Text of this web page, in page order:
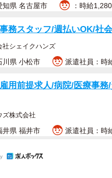
」
ツーリング先で段ボール箱
@azuki0425nyanko）が
ざいます」「涙が出てしま
知県 名古屋市 ：時給
務スタッフ/週払いOK/社
社シェイクハンズ
川県 小松市 派遣社員：時
用前提求人/病院/医療事
ズ株式会社
井県 福井市 派遣社員：時